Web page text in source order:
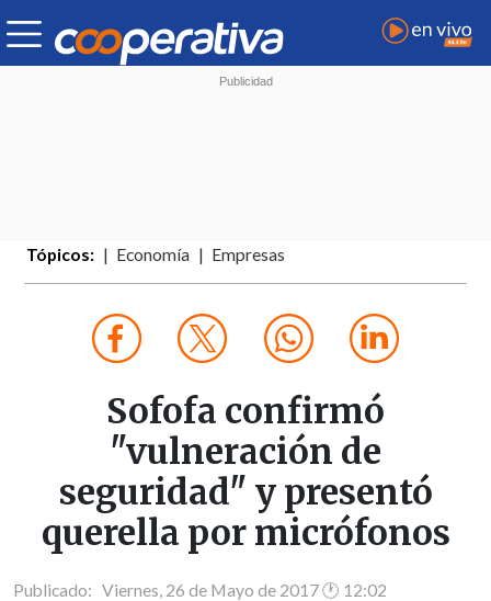
Tópicos: Economía Empresas
Sofofa confirmó
"vulneración de
seguridad" y presentó
querella por micrófonos
Publicado: Viernes, 26 de Mayo de 2017 🕐 12:02